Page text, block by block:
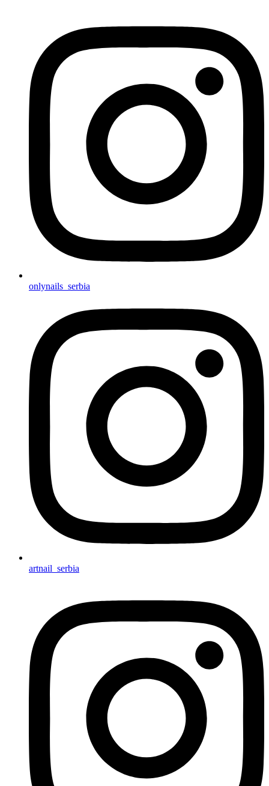
onlynails_serbia
artnail_serbia